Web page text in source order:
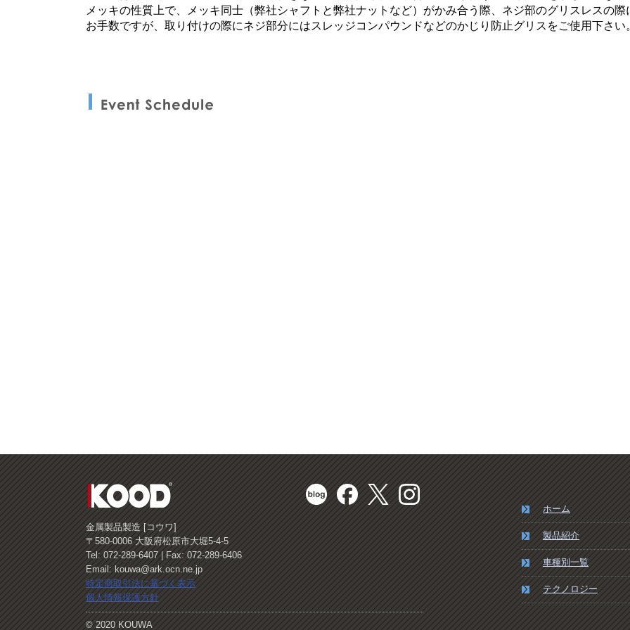
メッキの性質上で、メッキ同士（弊社シャフトと弊社ナットなど）がかみ合う際、ネジ部のグリスレスの際
お手数ですが、取り付けの際にネジ部分にはスレッジコンパウンドなどのかじり防止グリスをご使用下さい
金属製品製造 [コウワ]
〒580-0006 大阪府松原市大堀5-4-5
Tel: 072-289-6407 | Fax: 072-289-6406
Email: kouwa@ark.ocn.ne.jp
特定商取引法に基づく表示
個人情報保護方針
© 2020 KOUWA
ホーム
製品紹介
車種別一覧
テクノロジー